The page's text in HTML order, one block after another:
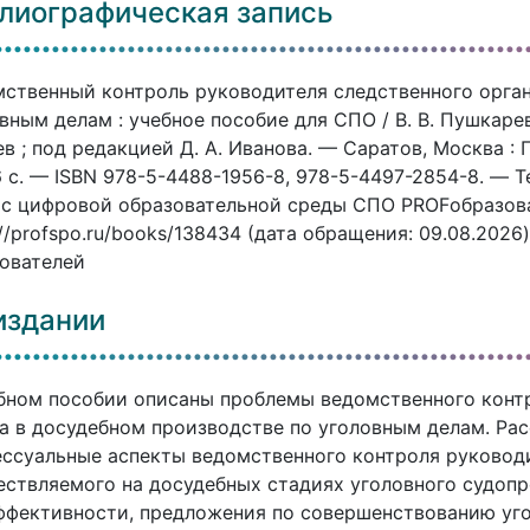
запись
контроль руководителя следственного
делам : учебное пособие для СПО / В. В.
; под редакцией Д. А. Иванова. — Саратов, Москва
— ISBN 978-5-4488-1956-8, 978-5-4497-2854-8. —
цифровой образовательной среды СПО
profspo.ru/books/138434 (дата обращения:
пособии описаны проблемы ведомственного
в досудебном производстве по уголовным делам.
аспекты ведомственного контроля
на досудебных стадиях уголовного
предложения по совершенствованию